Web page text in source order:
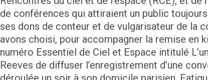
de conférences qui attiraient un public
ses dons de conteur et de vulgarisateur de la
avons choisi, pour accompagner la remise en
numéro Essentiel de Ciel et Espace intitulé
Reeves de diffuser l’enregistrement d’une